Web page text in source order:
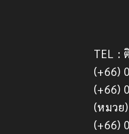
TEL :
(+66)
(+66)
(หมวย)
(+66)